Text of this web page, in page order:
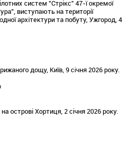
систем "Стрікс" 47-ї окремої
виступають на території
архітектури та побуту, Ужгород, 4
дощу, Київ, 9 січня 2026 року.
острові Хортиця, 2 січня 2026 року.